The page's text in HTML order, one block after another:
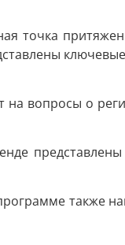
точка
вопросы о
также